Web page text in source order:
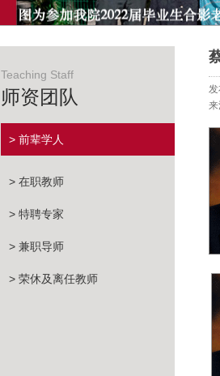
Teaching Staff
师资团队
> 前辈学人
> 在职教师
> 特聘专家
> 兼职导师
> 荣休及离任教师